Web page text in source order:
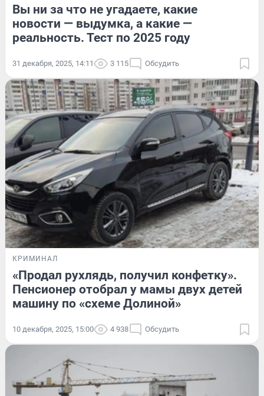
Вы ни за что не угадаете, какие
новости — выдумка, а какие —
реальность. Тест по 2025 году
31 декабря, 2025, 14:11 3 115 Обсудить
КРИМИНАЛ
«Продал рухлядь, получил конфетку».
Пенсионер отобрал у мамы двух детей
машину по «схеме Долиной»
10 декабря, 2025, 15:00 4 938 Обсудить